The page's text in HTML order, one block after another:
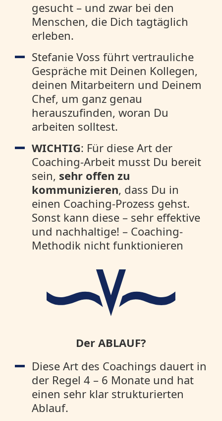
gesucht – und zwar bei den
Menschen, die Dich tagtäglich
erleben.
Stefanie Voss führt vertrauliche
Gespräche mit Deinen Kollegen,
deinen Mitarbeitern und Deinem
Chef, um ganz genau
herauszufinden, woran Du
arbeiten solltest.
WICHTIG: Für diese Art der
Coaching-Arbeit musst Du bereit
sein, sehr offen zu
kommunizieren, dass Du in
einen Coaching-Prozess gehst.
Sonst kann diese – sehr effektive
und nachhaltige! – Coaching-
Methodik nicht funktionieren
Der ABLAUF?
Diese Art des Coachings dauert in
der Regel 4 – 6 Monate und hat
einen sehr klar strukturierten
Ablauf.